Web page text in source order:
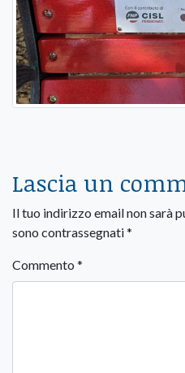
Lascia un
Il tuo indirizzo email non sarà
sono contrassegnati*
Commento *